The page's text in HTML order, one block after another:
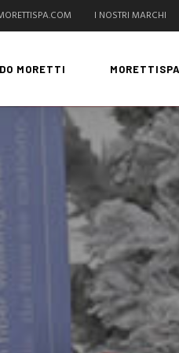
I NOSTRI MARCHI
MORETTI